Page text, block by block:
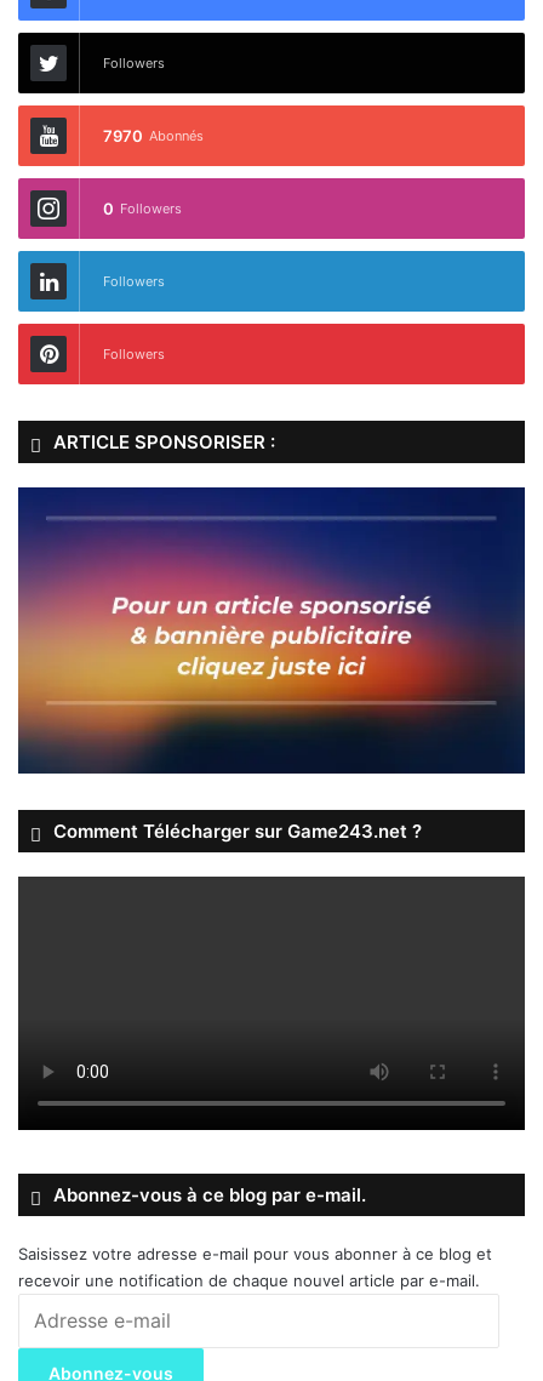
Followers
7970 Abonnés
0 Followers
Followers
Followers
ARTICLE SPONSORISER :
Comment Télécharger sur Game243.net ?
Abonnez-vous à ce blog par e-mail.
Saisissez votre adresse e-mail pour vous abonner à ce blog et
recevoir une notification de chaque nouvel article par e-mail.
Abonnez-vous